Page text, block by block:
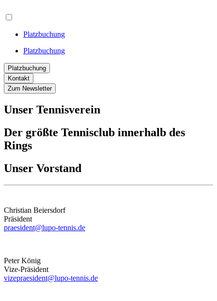
Platzbuchung
Platzbuchung
Platzbuchung
Kontakt
Zum Newsletter
Unser Tennisverein
Der größte Tennisclub innerhalb des
Rings
Unser Vorstand
Christian Beiersdorf
Präsident
praesident@lupo-tennis.de
Peter König
Vize-Präsident
vizepraesident@lupo-tennis.de